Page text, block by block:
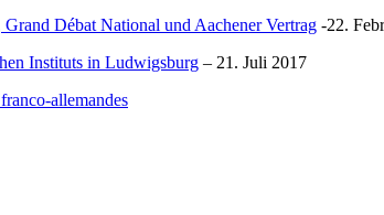
Débat National und Aachener Vertrag -22.
Instituts in Ludwigsburg – 21. Juli 2017
allemandes